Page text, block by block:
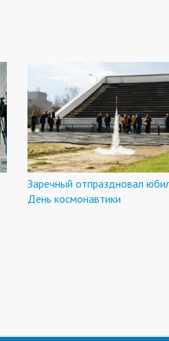
Заречный отпраздновал
День космонавтики